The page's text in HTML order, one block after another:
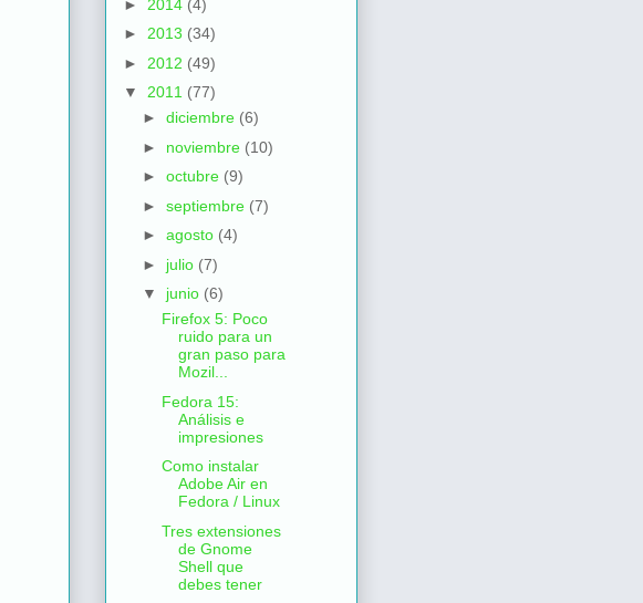
► 2014 (4)
► 2013 (34)
► 2012 (49)
▼ 2011 (77)
► diciembre (6)
► noviembre (10)
► octubre (9)
► septiembre (7)
► agosto (4)
► julio (7)
▼ junio (6)
Firefox 5: Poco
ruido para un
gran paso para
Mozil...
Fedora 15:
Análisis e
impresiones
Como instalar
Adobe Air en
Fedora / Linux
Tres extensiones
de Gnome
Shell que
debes tener